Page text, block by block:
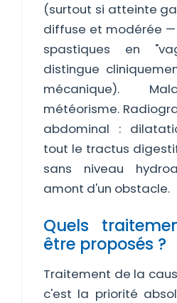
(surtout si atteinte
diffuse et modérée
spastiques en
distingue
mécanique).
météorisme.
abdominal :
tout le tractus
sans niveau
amont d'un obstacle.
Quels
être proposés ?
Traitement de la
c'est la priorité